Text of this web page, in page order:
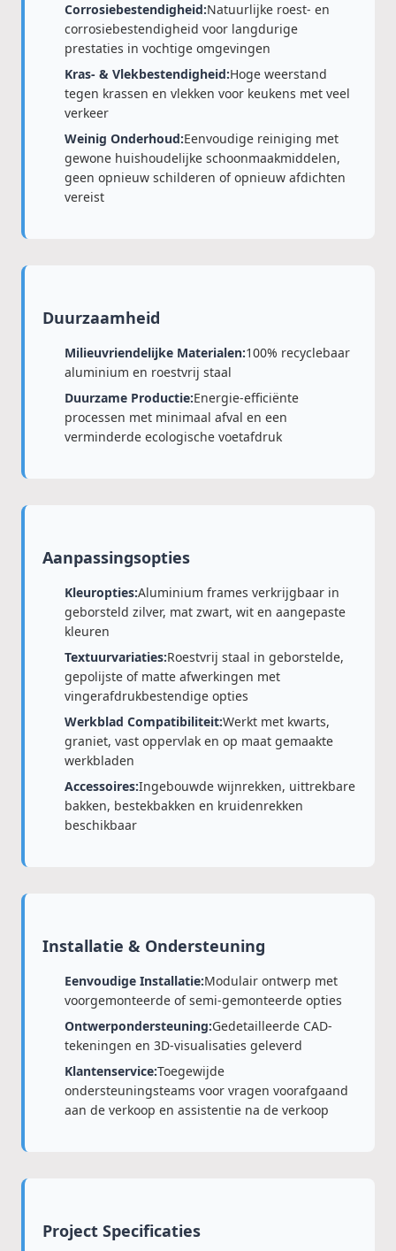
Corrosiebestendigheid:Natuurlijke roest- en
corrosiebestendigheid voor langdurige
prestaties in vochtige omgevingen
Kras- & Vlekbestendigheid:Hoge weerstand
tegen krassen en vlekken voor keukens met veel
verkeer
Weinig Onderhoud:Eenvoudige reiniging met
gewone huishoudelijke schoonmaakmiddelen,
geen opnieuw schilderen of opnieuw afdichten
vereist
Duurzaamheid
Milieuvriendelijke Materialen:100% recyclebaar
aluminium en roestvrij staal
Duurzame Productie:Energie-efficiënte
processen met minimaal afval en een
verminderde ecologische voetafdruk
Aanpassingsopties
Kleuropties:Aluminium frames verkrijgbaar in
geborsteld zilver, mat zwart, wit en aangepaste
kleuren
Textuurvariaties:Roestvrij staal in geborstelde,
gepolijste of matte afwerkingen met
vingerafdrukbestendige opties
Werkblad Compatibiliteit:Werkt met kwarts,
graniet, vast oppervlak en op maat gemaakte
werkbladen
Accessoires:Ingebouwde wijnrekken, uittrekbare
bakken, bestekbakken en kruidenrekken
beschikbaar
Installatie & Ondersteuning
Eenvoudige Installatie:Modulair ontwerp met
voorgemonteerde of semi-gemonteerde opties
Ontwerpondersteuning:Gedetailleerde CAD-
tekeningen en 3D-visualisaties geleverd
Klantenservice:Toegewijde
ondersteuningsteams voor vragen voorafgaand
aan de verkoop en assistentie na de verkoop
Project Specificaties